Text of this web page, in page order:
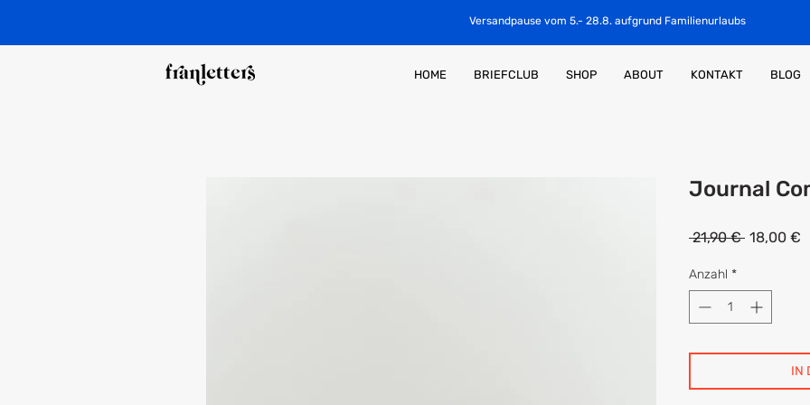
Versandpause vom 5.- 28.8. aufgrund Familienurlaubs
HOME BRIEFCLUB SHOP ABOUT KONTAKT BLOG
Journal
21,90 € 18,00 €
Anzahl *
IN